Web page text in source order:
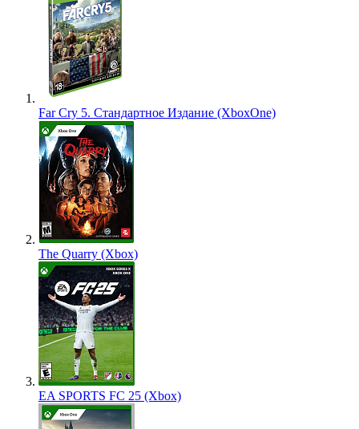
Far Cry 5. Стандартное Издание (XboxOne)
The Quarry (Xbox)
EA SPORTS FC 25 (Xbox)